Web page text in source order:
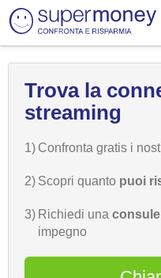
Trova la
streaming
1) Confronta gratis i
2) Scopri quanto puoi
3) Richiedi una
impegno